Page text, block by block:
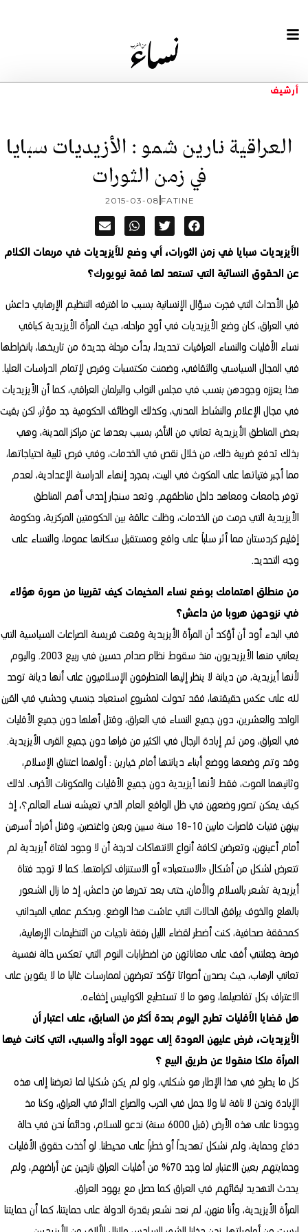
أرشيف
العراقية نارين شمو : الأزيديات سبايا
في زمن الثورات
FATINE
2015-03-08
الأيزيديات سبايا في زمن الثورات، أي وضع للأيزيديات في مربعات الكلام
عن الحقوق النسائية التي تستعد لها قمة نيويورك؟
قبل الأحداث التي فجرت سؤال الإنسانية بسبب ما اقترفه التنظيم الإرهابي داعش
في العراق، كان وضع الأيزيديات في أوج مراحله، حيث المرأة الأيزيدية كباقي
نساء الأقليات والنساء العراقيات تحديدا، بدأت مرحلة جديدة من تاريخها، بانخراطها
في المجال السياسي والثقافي، وضمنت مكتسبات وفرص لإتمام الدراسات العليا.
هذا يعززه وجودهن بنسب في مجلس النواب والبرلمان العراقي، كما أن الأيزيديات
في مجال الإعلام والنشاط المدني، وكذلك الوظائف الحكومية جد مؤثر، لكن بقيت
بعض المناطق الأيزيدية تعاني من التأخر، بسبب بعدها عن مراكز المدينة، وهي
بذلك تدفع ضريبة ذلك، من خلال نقص في الخدمات، وفي فرص تلبية احتياجاتها،
مما أجبر فتياتها على المكوث في البيت، بمجرد إنهاء الدراسة الإعدادية، لعدم
توفر جامعات ومعاهد داخل مناطقهم. وتعد سنجار إحدى أهم المناطق
الأيزيدية التي حرمت من الخدمات، وظلت عالقة بين الحكومتين المركزية، وحكومة
إقليم كردستان مما أثر سلباً على واقع ومستقبل سكانها عموما، والنساء على
وجه التحديد.
من منطلق اهتمامك بوضع نساء المخيمات كيف تقربينا من صورة هؤلاء
في نزوحهن هروبا من داعش؟
في البدء أود أن أؤكد أن المرأة الأيزيدية وقعت فريسة الصراعات السياسية التي
يعاني منها الأيزيديون، منذ سقوط نظام صدام حسين في ربيع 2003. واليوم
لأنها أيزيدية، من ديانة لا ينظر إليها المتطرفون الإسلاميون على أنها ديانة توحد
لله على عكس حقيقتها، فقد تحولت لمشروع استعباد جنسي وحشي في القرن
الواحد والعشرين، دون جميع النساء في العراق، وقتل أهلها دون جميع الأقليات
في العراق، ومن ثم إبادة الرجال في الكثير من قراها دون جميع القرى الأيزيدية.
وقد وتم وضعها ووضع أبناء ديانتها أمام خيارين : أولهما اعتناق الإسلام،
وثانيهما الموت، فقط لأنها أيزيدية دون جميع الأقليات والمكونات الأخرى. لذلك
كيف يمكن تصور وضعهن في ظل الواقع العام الذي تعيشه نساء العالم؟، إذ
بينهن فتيات قاصرات مابين 10-18 سنة سبين وبعن واغتصبن، وقتل أفراد أسرهن
أمام أعينهن، وتعرضن لكافة أنواع الانتهاكات لدرجة أن لا وجود لفتاة أيزيدية لم
تتعرض لشكل من أشكال «الاستعباد» أو الاستنزاف لكرامتها. كما لا توجد فتاة
أيزيدية تشعر بالسلام والأمان، حتى بعد تحررها من داعش، إذ ما زال الشعور
بالهلع والخوف يرافق الحالات التي عاشت هذا الوضع. وبحكم عملي الميداني
كمحققة صحافية، كنت أضطر لقضاء الليل رفقة ناجيات من التنظيمات الإرهابية،
فرصة جعلتني أقف على معاناتهن من اضطرابات النوم التي تعكس حالة نفسية
تعاني الرهاب، حيث يصدرن أصواتا تؤكد تعرضهن لممارسات غالبا ما لا يقوين على
الاعتراف بكل تفاصيلها، وهو ما لا تستطيع الكوابيس إخفاءه.
هل قضايا الأقليات تطرح اليوم بحدة أكثر من السابق، على اعتبار أن
الأيزيديات، فرض عليهن العودة إلى عهود الوأد والسبي، التي كانت فيها
المرأة ملكا منقولا عن طريق البيع ؟
كل ما يطرح في هذا الإطار هو شكلي، ولو لم يكن شكليا لما تعرضنا إلى هذه
الإبادة ونحن لا ناقة لنا ولا جمل في الحرب والصراع الدائر في العراق، وكنا مذ
وجودنا على هذه الأرض (قبل 6000 سنة) ندعو للسلام، ودائماً نحن في حالة
دفاع وحماية، ولم نشكل تهديداً أو خطراً على محيطنا. لو أخذت حقوق الأقليات
وحمايتهم بعين الاعتبار، لما وجد 70% من أقليات العراق نازحين عن أراضهم، ولم
يحدث التهديد لبقائهم في العراق كما حصل مع يهود العراق.
المرأة الأيزيدية، وأنا منهن، لم نعد نشعر بقدرة الدولة على حمايتنا، كما أن حمايتنا